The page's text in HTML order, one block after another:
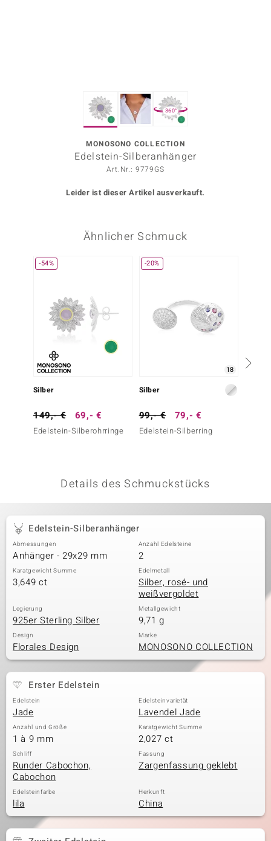
Collection
BY DE MELO
Classics
360°
MONOSONO COLLECTION
Edelstein-Silberanhänger
Art.Nr.: 9779GS
Leider ist dieser Artikel ausverkauft.
Ähnlicher Schmuck
-54%
Silber
149,- € 69,- €
Edelstein-Silberohrringe
-20%
18
Silber
99,- € 79,- €
Edelstein-Silberring
Details des Schmuckstücks
Edelstein-Silberanhänger
Abmessungen
Anhänger - 29x29 mm
Anzahl Edelsteine
2
Karatgewicht Summe
3,649 ct
Edelmetall
Silber, rosé- und
weißvergoldet
Legierung
925er Sterling Silber
Metallgewicht
9,71 g
Design
Florales Design
Marke
MONOSONO COLLECTION
Erster Edelstein
Edelstein
Jade
Edelsteinvarietät
Lavendel Jade
Anzahl und Größe
1 à 9 mm
Karatgewicht Summe
2,027 ct
Schliff
Runder Cabochon,
Cabochon
Fassung
Zargenfassung geklebt
Edelsteinfarbe
lila
Herkunft
China